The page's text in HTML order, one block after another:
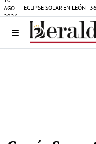
AGO
2026
ECLIPSE SOLAR EN LEÓN